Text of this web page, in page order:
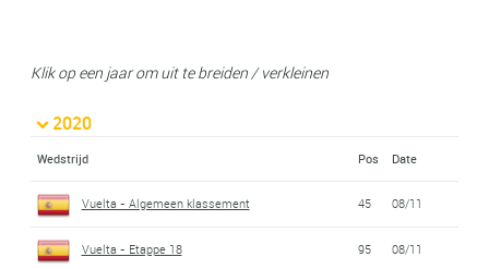
Klik op een jaar om uit te breiden / verkleinen
2020
Wedstrijd Pos Date
Vuelta - Algemeen klassement 45 08/11
Vuelta - Etappe 18 95 08/11